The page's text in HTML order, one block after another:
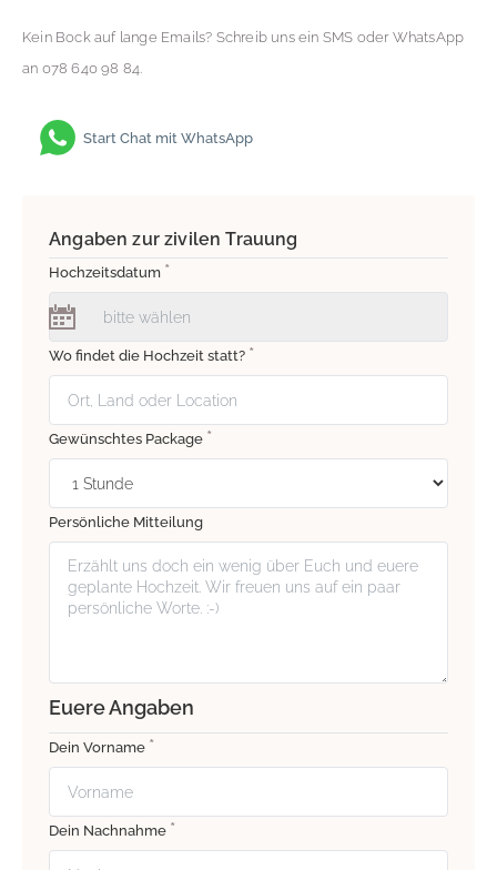
Kein Bock auf lange Emails? Schreib uns ein SMS oder WhatsApp
an 078 640 98 84.
Start Chat mit WhatsApp
Angaben zur zivilen Trauung
Hochzeitsdatum *
Wo findet die Hochzeit statt? *
Gewünschtes Package *
Persönliche Mitteilung
Euere Angaben
Dein Vorname *
Dein Nachnahme *